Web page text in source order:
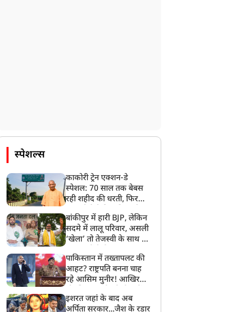
स्पेशल्स
काकोरी ट्रेन एक्शन-डे
स्पेशल: 70 साल तक बेबस
रही शहीद की धरती, फिर
पीढ़ियों का दर्द
बांकीपुर में हारी BJP, लेकिन
सदमे में लालू परिवार, असली
‘खेला’ तो तेजस्वी के साथ हो
पाकिस्तान में तख्तापलट की
आहट? राष्ट्रपति बनना चाह
रहे आसिम मुनीर! आखिर
बनाया मोहरा?
इशरत जहां के बाद अब
अर्पिता सरकार...जैश के रडार